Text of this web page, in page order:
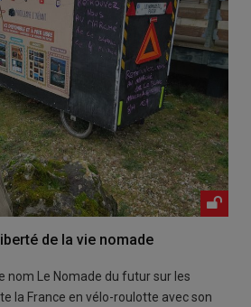
de la vie nomade
nom Le Nomade du futur sur les
la France en vélo-roulotte avec son